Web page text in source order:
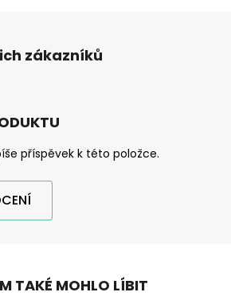
zákazníků
příspěvek k této položce.
TAKÉ MOHLO LÍBIT